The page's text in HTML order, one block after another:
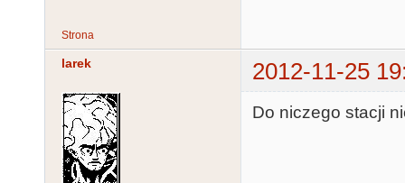
Strona
larek 2012-11-25
Do niczego stacji